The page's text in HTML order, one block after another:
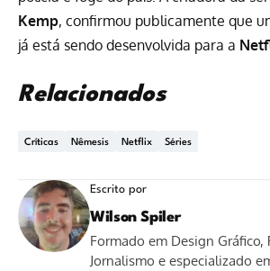
Kemp, confirmou publicamente que
já está sendo desenvolvida para a
Relacionados
Críticas Nêmesis Netflix Séries
Escrito por
Wilson Spiler
Formado em Design Gráfico,
Jornalismo e especializado